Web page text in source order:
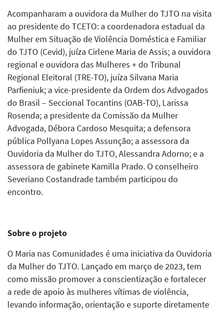
Acompanharam a ouvidora da Mulher do TJTO na visita
ao presidente do TCETO: a coordenadora estadual da
Mulher em Situação de Violência Doméstica e Familiar
do TJTO (Cevid), juíza Cirlene Maria de Assis; a ouvidora
regional e ouvidora das Mulheres + do Tribunal
Regional Eleitoral (TRE-TO), juíza Silvana Maria
Parfieniuk; a vice-presidente da Ordem dos Advogados
do Brasil – Seccional Tocantins (OAB-TO), Larissa
Rosenda; a presidente da Comissão da Mulher
Advogada, Débora Cardoso Mesquita; a defensora
pública Pollyana Lopes Assunção; a assessora da
Ouvidoria da Mulher do TJTO, Alessandra Adorno; e a
assessora de gabinete Kamilla Prado. O conselheiro
Severiano Costandrade também participou do
encontro.
Sobre o projeto
O Maria nas Comunidades é uma iniciativa da Ouvidoria
da Mulher do TJTO. Lançado em março de 2023, tem
como missão promover a conscientização e fortalecer
a rede de apoio às mulheres vítimas de violência,
levando informação, orientação e suporte diretamente